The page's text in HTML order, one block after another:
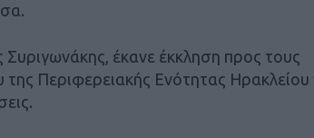
Συριγωνάκης, έκανε έκκληση προς τους
Περιφερειακής Ενότητας Ηρακλείου